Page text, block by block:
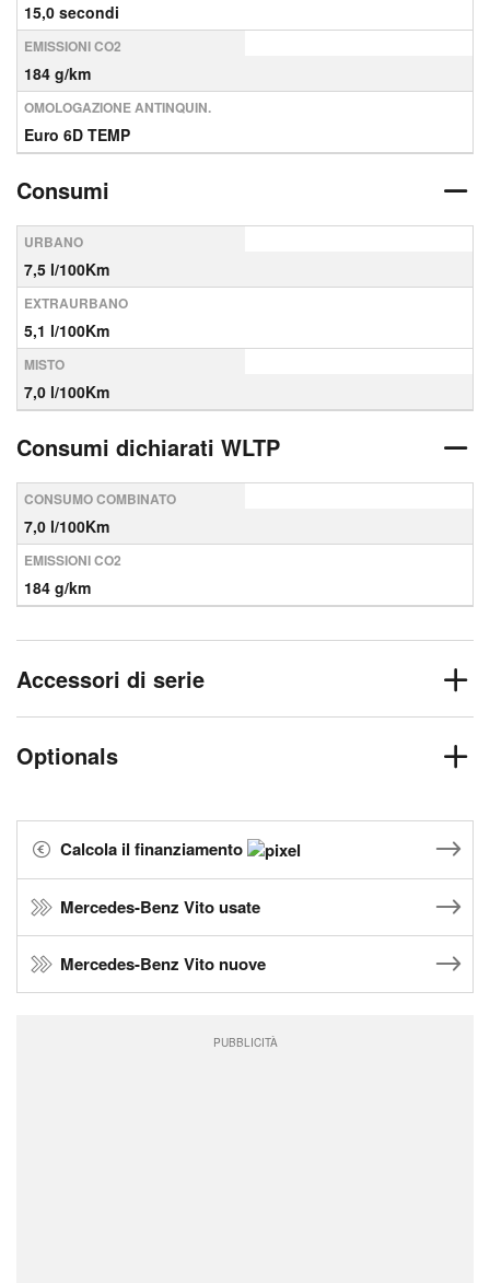
15,0 secondi
EMISSIONI CO2
184 g/km
OMOLOGAZIONE ANTINQUIN.
Euro 6D TEMP
Consumi
URBANO
7,5 l/100Km
EXTRAURBANO
5,1 l/100Km
MISTO
7,0 l/100Km
Consumi dichiarati WLTP
CONSUMO COMBINATO
7,0 l/100Km
EMISSIONI CO2
184 g/km
Accessori di serie
Optionals
Calcola il finanziamento
Mercedes-Benz Vito usate
Mercedes-Benz Vito nuove
PUBBLICITÀ